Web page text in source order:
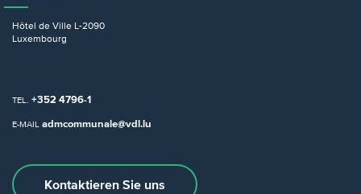
Hôtel de Ville L-2090
Luxembourg
TEL. +352 4796-1
E-MAIL admcommunale@vdl.lu
Kontaktieren Sie uns